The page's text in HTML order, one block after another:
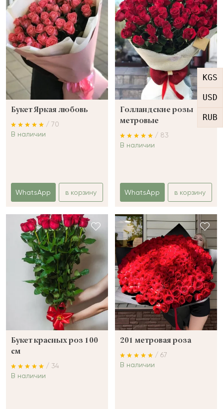
KGS
USD
RUB
Букет Яркая любовь
/ 70
В наличии
WhatsApp в корзину
Голландские розы
метровые
/ 83
В наличии
WhatsApp в корзину
Букет красных роз 100
см
/ 34
В наличии
201 метровая роза
/ 67
В наличии